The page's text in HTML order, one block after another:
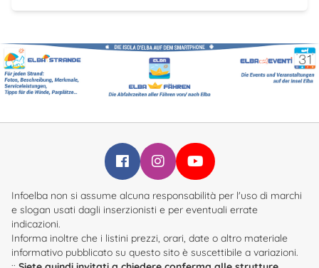
Infoelba su Facebook
Infoelba su Instagram
Infoelba su YouTube
Infoelba non si assume alcuna responsabilità per l'uso di marchi
e slogan usati dagli inserzionisti e per eventuali errate
indicazioni.
Informa inoltre che i listini prezzi, orari, date o altro materiale
informativo pubblicato su questo sito è suscettibile a variazioni.